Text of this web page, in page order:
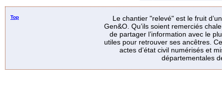
Top
Le chantier "relevé" est le fruit
Gen&O. Qu’ils soient remerciés
de partager l’information avec le
utiles pour retrouver ses ancêtres.
actes d’état civil numérisés et
départementales